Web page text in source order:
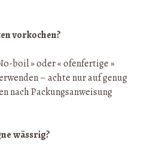
vorkochen?
boil » oder « ofenfertige »
– achte nur auf genug
nach Packungsanweisung
wässrig?